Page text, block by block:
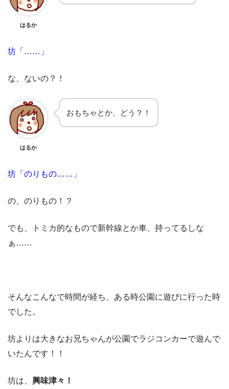
はるか
坊「……」
な、ないの？！
はるか
おもちゃとか、どう？！
坊「のりもの……」
の、のりもの！？
でも、トミカ的なもので新幹線とか車、持ってるしな
ぁ……
そんなこんなで時間が経ち、ある時公園に遊びに行った時
でした。
坊よりは大きなお兄ちゃんが公園でラジコンカーで遊んで
いたんです！！
坊は、 興味津々！